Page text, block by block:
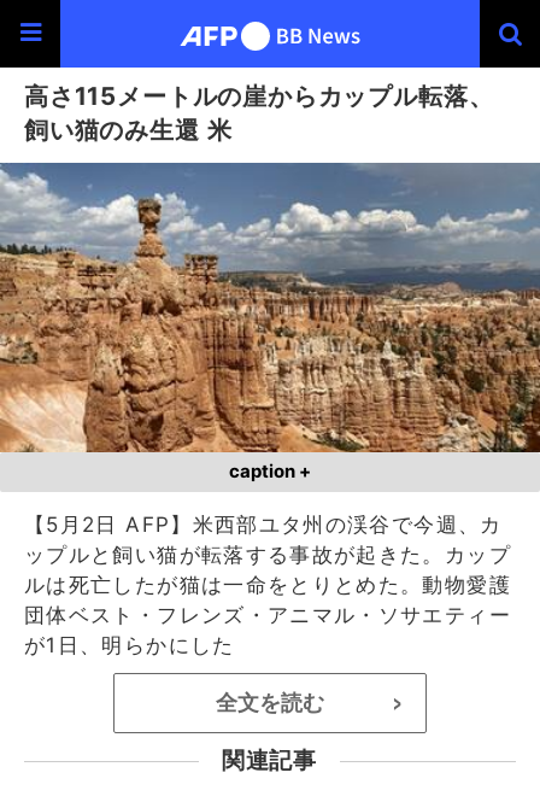
高さ115メートルの崖からカップル転落、
飼い猫のみ生還 米
caption +
【5月2日 AFP】米西部ユタ州の渓谷で今週、カ
ップルと飼い猫が転落する事故が起きた。カップ
ルは死亡したが猫は一命をとりとめた。動物愛護
団体ベスト・フレンズ・アニマル・ソサエティー
が1日、明らかにした
全文を読む >
関連記事